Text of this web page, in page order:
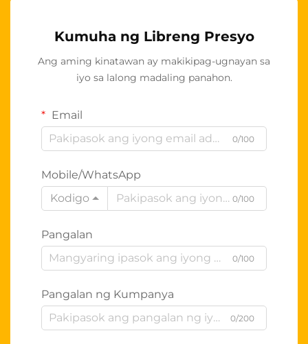
Kumuha ng Libreng Presyo
Ang aming kinatawan ay makikipag-ugnayan sa
iyo sa lalong madaling panahon.
Email
0/100
Mobile/WhatsApp
Kodigo
0/100
Pangalan
0/100
Pangalan ng Kumpanya
0/200